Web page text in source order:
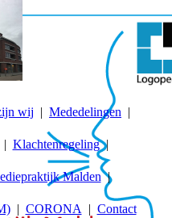
wij Mededelingen
Klachtenregeling
Malden
CORONA Contact